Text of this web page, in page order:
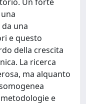
una
e questo
della crescita
La ricerca
ma alquanto
e